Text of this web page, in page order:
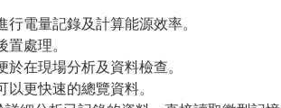
電量記錄及計算能源效率。
處理。
在現場分析及資料檢查。
更快速的總覽資料。